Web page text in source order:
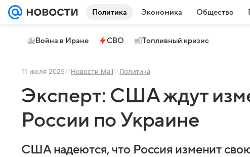
Политика Экономика Общество
Война в Иране СВО Топливный кризис
11 июля 2025 Новости Mail Политика
Эксперт: США ждут
России по Украине
США надеются, что Россия изменит